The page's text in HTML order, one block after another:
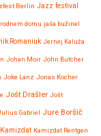
Berlin Jazz festival
domu jaša bužinel
Romaniuk Jernej Kaluža
Johan Moir John Butcher
Joke Lanz Jonas Kocher
Jošt Drašler Jošt
Gabriel Jure Boršič
Kamizdat Kamizdat Rentgen